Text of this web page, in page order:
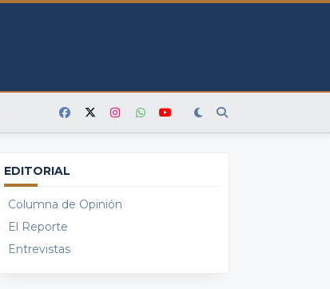
EDITORIAL
Columna de Opinión
El Reporte
Entrevistas